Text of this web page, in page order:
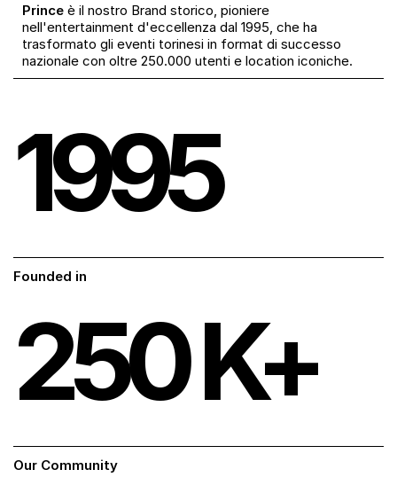
Prince è il nostro Brand storico, pioniere
nell'entertainment d'eccellenza dal 1995, che ha
trasformato gli eventi torinesi in format di successo
nazionale con oltre 250.000 utenti e location iconiche.
1995
Founded in
250K+
Our Community